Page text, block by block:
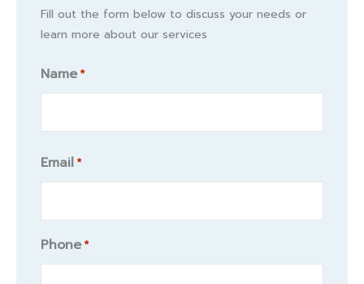
Fill out the form below to discuss your needs or
learn more about our services
Name *
Name
Email *
Phone *